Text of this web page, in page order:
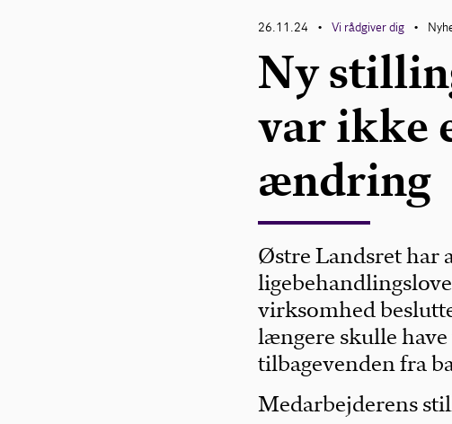
26.11.24 • Vi rådgiver dig •
Ny
var ikke
ændring
Østre Landsret har
virksomhed
længere skulle have
tilbagevenden fra
Medarbejderens